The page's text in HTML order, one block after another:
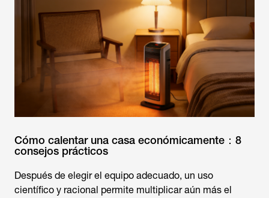
Cómo calentar una casa económicamente：8
consejos prácticos
Después de elegir el equipo adecuado, un uso
científico y racional permite multiplicar aún más el